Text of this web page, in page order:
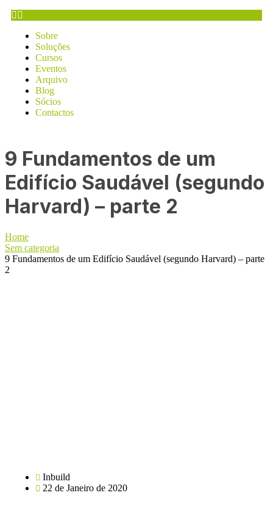
Sobre
Soluções
Cursos
Eventos
Arquivo
Blog
Sócios
Contactos
9 Fundamentos de um
Edifício Saudável (segundo
Harvard) – parte 2
Home
Sem categoria
9 Fundamentos de um Edifício Saudável (segundo Harvard) – parte
2
Inbuild
22 de Janeiro de 2020